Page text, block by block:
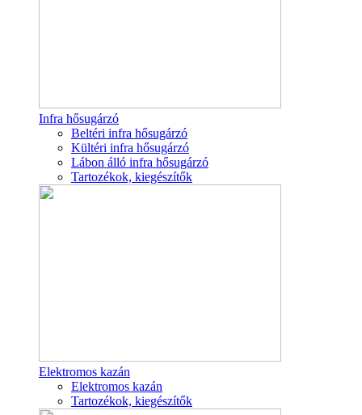
Infra hősugárzó
Beltéri infra hősugárzó
Kültéri infra hősugárzó
Lábon álló infra hősugárzó
Tartozékok, kiegészítők
Elektromos kazán
Elektromos kazán
Tartozékok, kiegészítők